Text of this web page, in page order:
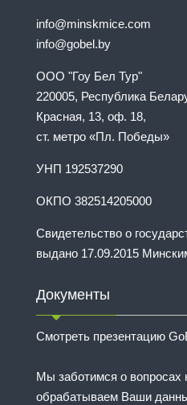
info@minskmice.com
info@gobel.by
ООО "Гоу Бел Тур"
220005, Республика
Красная, 13, оф. 18,
ст. метро «Пл. Победы»
УНП 192537290
ОКПО 382514205000
Свидетельство о
выдано 17.09.2015
Документы
Смотреть презентацию
Мы заботимся о вопросах
обрабатываем Ваши